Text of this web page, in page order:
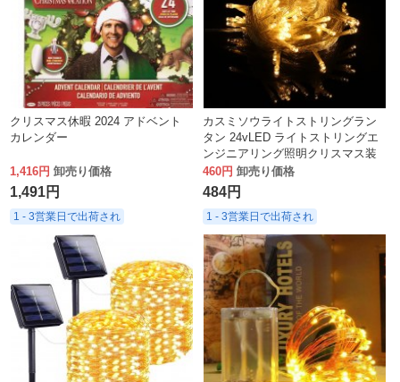
クリスマス休暇 2024 アドベント
カレンダー
1,416円 卸売り価格
1,491円
1 - 3営業日で出荷され
カスミソウライトストリングラン
タン 24vLED ライトストリングエ
ンジニアリング照明クリスマス装
飾点滅ライト
460円 卸売り価格
484円
1 - 3営業日で出荷され